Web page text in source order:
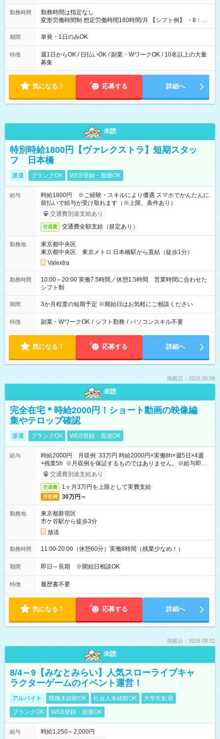
勤務時間
勤務時間は指定なし
変形労働時間制 想定労働時間160時間/月 【シフト例】 ・8：00
～21：00
期間 単発・1日のみOK
特徴
週1日からOK / 日払いOK / 副業・WワークOK / 10名以上の大量
募集
気になる！ 応募する 詳細へ
未読
特別時給1800円【ヴァレクストラ】短期スタッ
フ 日本橋
派遣 ブランクOK WEB登録・面接OK
給与
時給1800円 ※ご経験・スキルにより優遇 スマホでかんたんに
前払いで給与が受け取れます（※上限、条件あり）
交通費別途支給あり
交通費 交通費全額支給（規定あり）
勤務地
東京都中央区
東京都中央区 東京メトロ 日本橋駅から直結（徒歩1分）
Valextra
勤務時間
10:00～20:00 実働7.5時間／休憩1.5時間 営業時間に合わせた
シフト制
期間 3か月程度の短期予定 ※開始日はお気軽にご相談ください
特徴 副業・WワークOK / シフト勤務 / パソコンスキル不要
気になる！ 応募する 詳細へ
掲載日：2026.08.08
未読
完全在宅＊時給2000円！ショート動画の映像編
集やテロップ確認
派遣 ブランクOK WEB登録・面接OK
給与
時給2000円 月収例 33万円 時給2000円×実働8h×週5日×4週
+残業5h ※月収例を保証するものではありません。※給与即受
取りサービス利用可（利用条件有）
交通費別途支給あり
交通費 1ヶ月3万円を上限として実費支給
月収例 30万円～
勤務地
東京都新宿区
市ケ谷駅から徒歩3分
放送
勤務時間 11:00-20:00（休憩60分）実働8時間（残業少なめ！）
期間 即日～長期 ※開始日相談OK
特徴 履歴書不要
気になる！ 応募する 詳細へ
掲載日：2026.08.02
未読
8/4～9【みなとみらい】人気スローライブキャ
ラクターゲームのイベント運営！
アルバイト 職種未経験OK 社会人未経験OK
大学生歓迎
ブランクOK
WEB登録・面接OK
給与 時給1,250～2,000円